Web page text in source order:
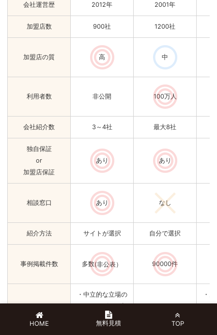
会社運営歴 2012年 2001年
加盟店数 900社 1200社
加盟店の質 高 中
利用者数 非公開 100万人
会社紹介数 3～4社 最大8社
独自保証
or
加盟店保証
あり あり
相談窓口 あり なし
紹介方法 サイトが選択 自分で選択
事例掲載件数 多数(非公表） 90000件
その他
・中立的な立場の
アドバイザーに相
談でき、要望に合
・匿名で依頼可能
・ボタン１つでお
・
にア
HOME 無料見積 TOP